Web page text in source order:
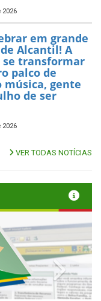
2026
em grande
Alcantil! A
se transformar
palco de
gente
de ser
2026
VER TODAS NOTÍCIAS
Next